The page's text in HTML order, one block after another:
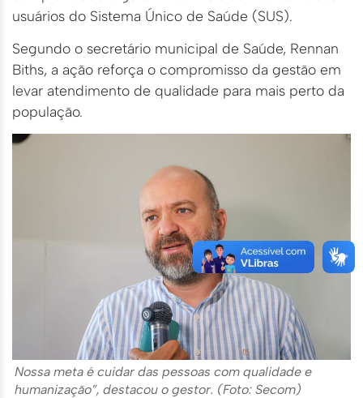
usuários do Sistema Único de Saúde (SUS).
Segundo o secretário municipal de Saúde, Rennan
Biths, a ação reforça o compromisso da gestão em
levar atendimento de qualidade para mais perto da
população.
Nossa meta é cuidar das pessoas com qualidade e
humanização”, destacou o gestor. (Foto: Secom)